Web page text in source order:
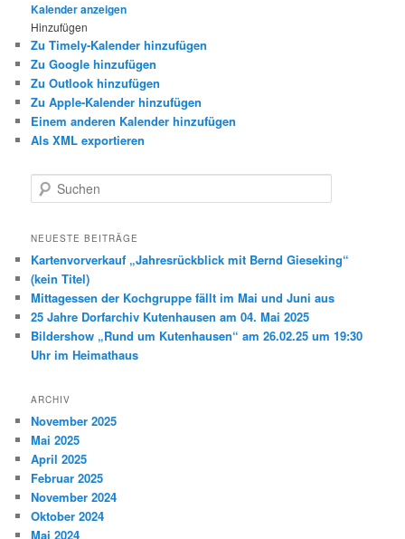
Kalender anzeigen
Hinzufügen
Zu Timely-Kalender hinzufügen
Zu Google hinzufügen
Zu Outlook hinzufügen
Zu Apple-Kalender hinzufügen
Einem anderen Kalender hinzufügen
Als XML exportieren
u
h
n
NEUESTE BEITRÄGE
Kartenvorverkauf „Jahresrückblick mit Bernd Gieseking“
(kein Titel)
Mittagessen der Kochgruppe fällt im Mai und Juni aus
25 Jahre Dorfarchiv Kutenhausen am 04. Mai 2025
Bildershow „Rund um Kutenhausen“ am 26.02.25 um 19:30
Uhr im Heimathaus
ARCHIV
November 2025
Mai 2025
April 2025
Februar 2025
November 2024
Oktober 2024
Mai 2024